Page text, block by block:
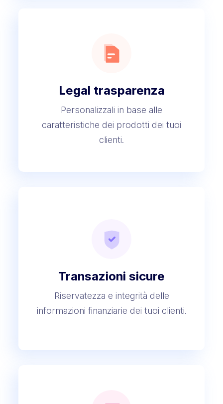
Legal trasparenza
Personalizzali in base alle
caratteristiche dei prodotti dei tuoi
clienti.
Transazioni sicure
Riservatezza e integrità delle
informazioni finanziarie dei tuoi clienti.